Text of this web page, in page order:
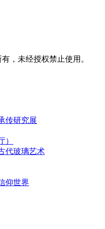
，未经授权禁止使用。
传研究展
）
代玻璃艺术
仰世界